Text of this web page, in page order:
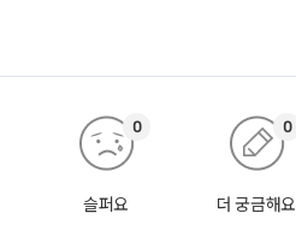
슬퍼요
0
더 궁금해요
0